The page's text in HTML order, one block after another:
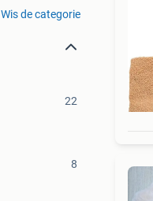
Wis de categorie
22
8